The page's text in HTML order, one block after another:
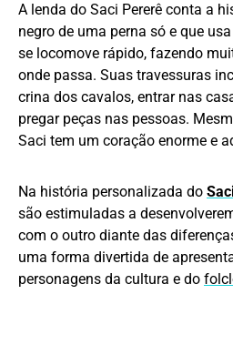
A lenda do Saci Pererê conta a
negro de uma perna só e que
se locomove rápido, fazendo
onde passa. Suas travessuras
crina dos cavalos, entrar nas
pregar peças nas pessoas.
Saci tem um coração enorme e
Na história personalizada do
são estimuladas a
com o outro diante das
uma forma divertida de
personagens da cultura e do